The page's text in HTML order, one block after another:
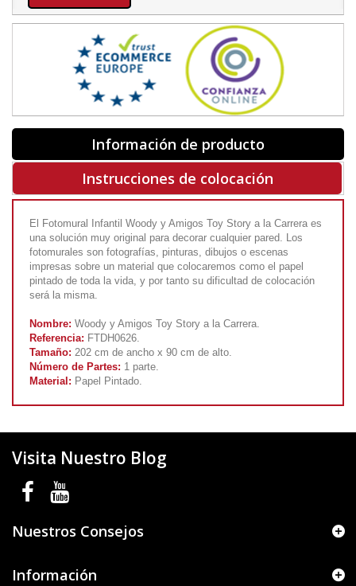
Información de producto
Instrucciones de colocación
El Fotomural Infantil Woody y Amigos Toy Story a la Carrera es
una solución muy original para decorar cualquier pared. Los
fotomurales son fotografías, pinturas, dibujos o escenas
impresas sobre un material que colocaremos como el papel
pintado de toda la vida, y por tanto su dificultad de colocación
será la misma.
Nombre: Woody y Amigos Toy Story a la Carrera.
Referencia: FTDH0626.
Tamaño: 202 cm de ancho x 90 cm de alto.
Número de Partes: 1 parte.
Material: Papel Pintado.
Visita Nuestro Blog
Nuestros Consejos
Información